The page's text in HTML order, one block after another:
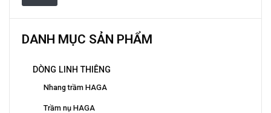
nhất
DANH MỤC SẢN PHẨM
DÒNG LINH THIÊNG
Nhang trầm HAGA
Trầm nụ HAGA